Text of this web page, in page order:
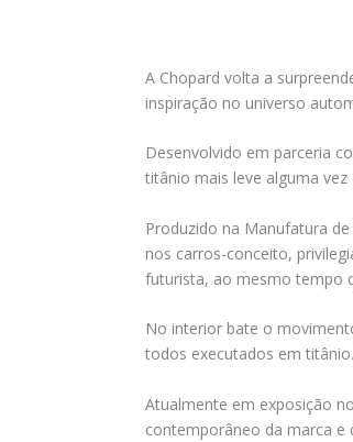
A Chopard volta a
inspiração no universo
Desenvolvido em parceria
titânio mais leve alguma vez
Produzido na Manufatura
nos carros-conceito,
futurista, ao mesmo tempo
No interior bate o
todos executados em
Atualmente em exposição
contemporâneo da marca e